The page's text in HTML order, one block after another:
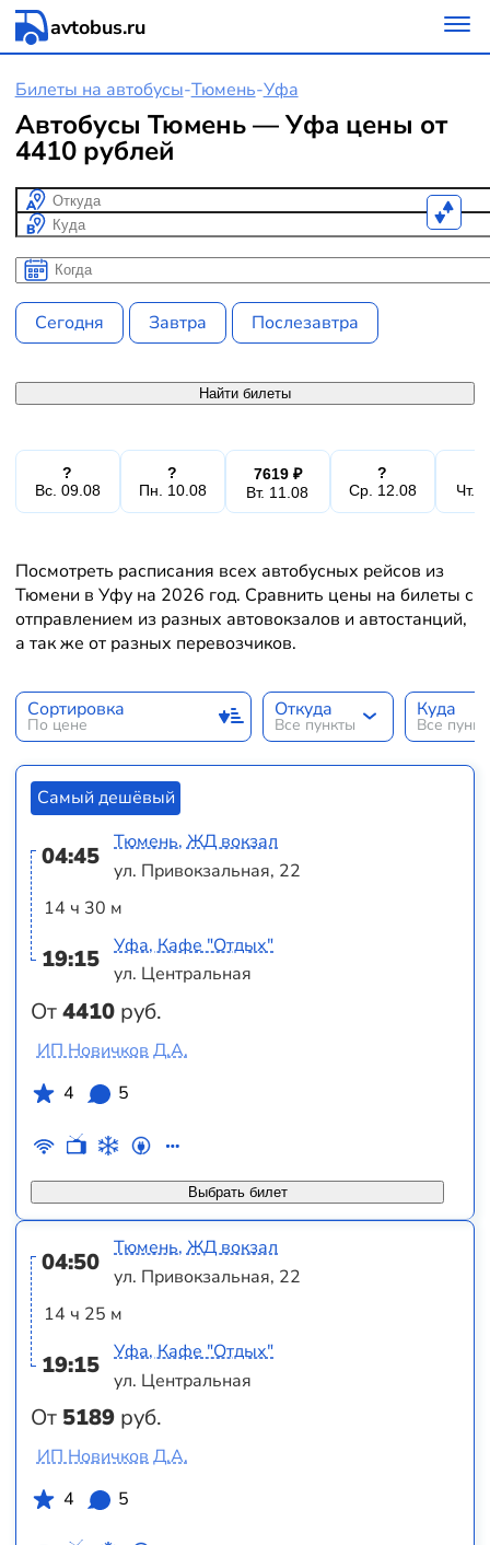
avtobus.ru
Билеты на автобусы-Тюмень-Уфа
Автобусы Тюмень — Уфа цены от
4410 рублей
Откуда
Куда
Когда
Когда
Сегодня Завтра Послезавтра
Найти билеты
?
Вс. 09.08
?
Пн. 10.08
7619 ₽
Вт. 11.08
?
Ср. 12.08
Чт.
Посмотреть расписания всех автобусных рейсов из
Тюмени в Уфу на 2026 год. Сравнить цены на билеты с
отправлением из разных автовокзалов и автостанций,
а так же от разных перевозчиков.
Сортировка
По цене
Откуда
Все пункты
Куда
Все
Самый дешёвый
04:45
14 ч 30 м
19:15
От4410 руб.
Тюмень, ЖД вокзал
ул. Привокзальная, 22
Уфа, Кафе "Отдых"
ул. Центральная
Выбрать билет
ИП Новичков Д.А.
4
5
04:50
14 ч 25 м
19:15
От 5189 руб.
Тюмень, ЖД вокзал
ул. Привокзальная, 22
Уфа, Кафе "Отдых"
ул. Центральная
ИП Новичков Д.А.
4
5